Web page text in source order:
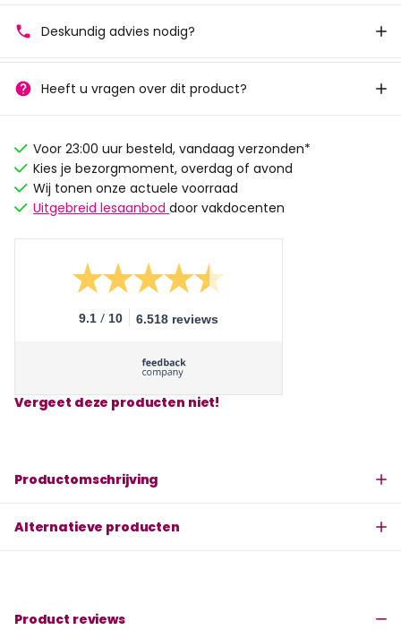
Deskundig advies nodig?
Heeft u vragen over dit product?
Voor 23:00 uur besteld, vandaag verzonden*
Kies je bezorgmoment, overdag of avond
Wij tonen onze actuele voorraad
Uitgebreid lesaanbod door vakdocenten
9.1 / 10 6.518 reviews
Vergeet deze producten niet!
Productomschrijving
Alternatieve producten
Product reviews